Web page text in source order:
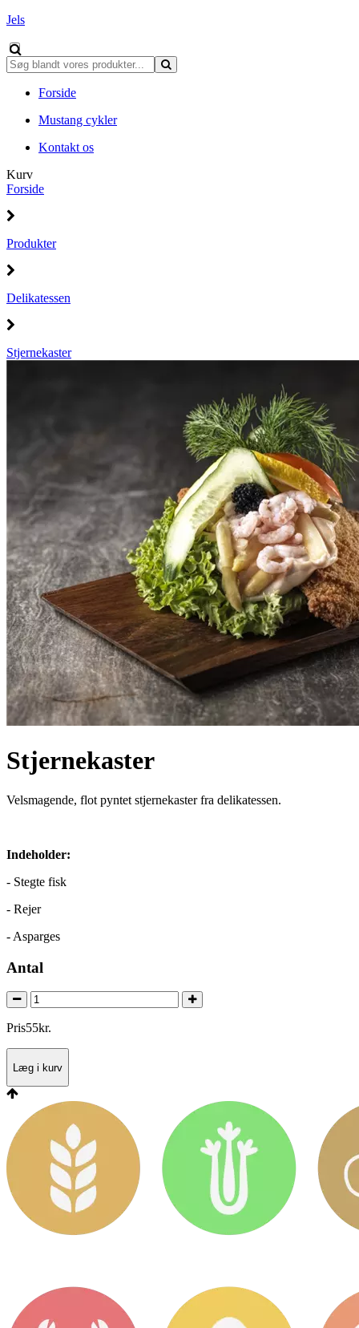
Jels
Forside
Mustang cykler
Kontakt os
Kurv
Forside
Produkter
Delikatessen
Stjernekaster
Stjernekaster
Velsmagende, flot pyntet stjernekaster fra delikatessen.
Indeholder:
- Stegte fisk
- Rejer
- Asparges
Antal
Pris55kr.
Læg i kurv